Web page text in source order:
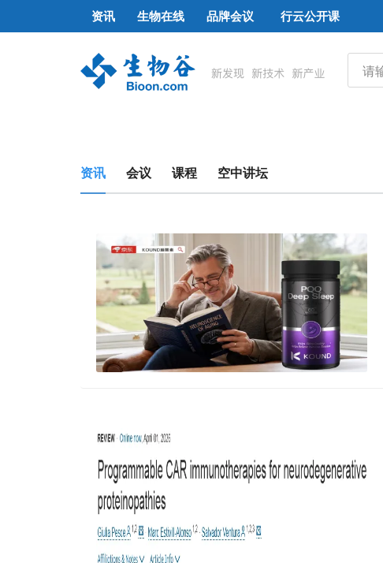
资讯 生物在线 品牌会议 行云公开课
资讯 会议 课程 空中讲坛